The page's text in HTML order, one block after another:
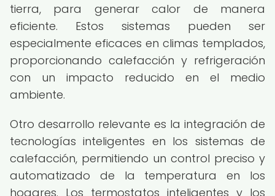
tierra, para generar calor de manera
eficiente. Estos sistemas pueden ser
especialmente eficaces en climas templados,
proporcionando calefacción y refrigeración
con un impacto reducido en el medio
ambiente.
Otro desarrollo relevante es la integración de
tecnologías inteligentes en los sistemas de
calefacción, permitiendo un control preciso y
automatizado de la temperatura en los
hogares. Los termostatos inteligentes y los